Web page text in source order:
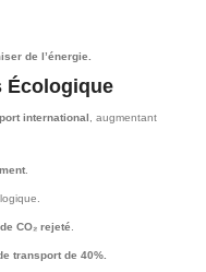
de l’énergie.
Écologique
international , augmentant
.
CO₂ rejeté.
transport de 40%.